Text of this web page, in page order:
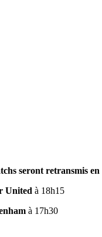
seront retransmis
United à 18h15
à 17h30